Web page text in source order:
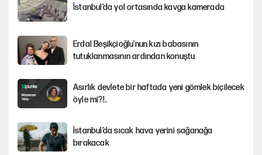
İstanbul’da yol ortasında kavga kamerada
Erdal Beşikçioğlu'nun kızı babasının
tutuklanmasının ardından konuştu
Asırlık devlete bir haftada yeni gömlek biçilecek
öyle mi?!..
İstanbul’da sıcak hava yerini sağanağa
bırakacak